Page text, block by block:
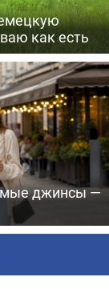
как есть
джинсы —